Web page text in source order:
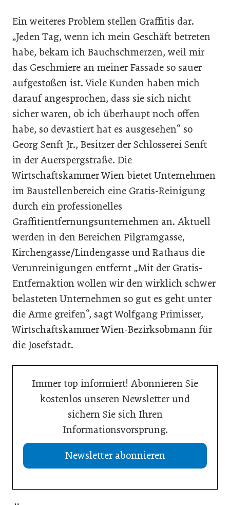
Ein weiteres Problem stellen Graffitis dar.
„Jeden Tag, wenn ich mein Geschäft betreten
habe, bekam ich Bauchschmerzen, weil mir
das Geschmiere an meiner Fassade so sauer
aufgestoßen ist. Viele Kunden haben mich
darauf angesprochen, dass sie sich nicht
sicher waren, ob ich überhaupt noch offen
habe, so devastiert hat es ausgesehen“ so
Georg Senft Jr., Besitzer der Schlosserei Senft
in der Auerspergstraße. Die
Wirtschaftskammer Wien bietet Unternehmen
im Baustellenbereich eine Gratis-Reinigung
durch ein professionelles
Graffitientfernungsunternehmen an. Aktuell
werden in den Bereichen Pilgramgasse,
Kirchengasse/Lindengasse und Rathaus die
Verunreinigungen entfernt „Mit der Gratis-
Entfernaktion wollen wir den wirklich schwer
belasteten Unternehmen so gut es geht unter
die Arme greifen“, sagt Wolfgang Primisser,
Wirtschaftskammer Wien-Bezirksobmann für
die Josefstadt.
Immer top informiert! Abonnieren Sie
kostenlos unseren Newsletter und
sichern Sie sich Ihren
Informationsvorsprung.
Newsletter abonnieren